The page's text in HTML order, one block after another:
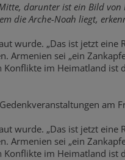
darunter ist ein Bild von
die Arche-Noah liegt,
wurde. „Das ist jetzt eine
Armenien sei „ein
Konflikte im Heimatland ist
am
wurde. „Das ist jetzt eine
Armenien sei „ein
Konflikte im Heimatland ist